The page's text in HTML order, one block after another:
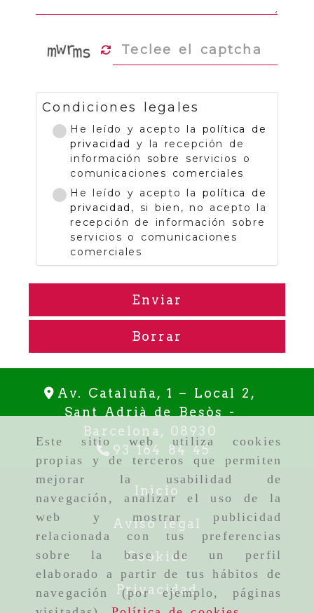
Este sitio web utiliza cookies
propias y de terceros que permiten
mejorar la usabilidad de
navegación, analizar el uso de la
web y mostrar publicidad
relacionada con tus preferencias
sobre la base de un perfil
elaborado a partir de tus hábitos de
navegación (por ejemplo, páginas
Condiciones legales
He leído y acepto la política de
privacidad
y la recepción de
información sobre servicios o
comunicaciones comerciales
He leído y acepto la política de
privacidad , si bien, no acepto la
recepción de información sobre
servicios o comunicaciones
comerciales
Enviar
Borrar
Av. Cataluña, 1 – Local 2,
Sant Adrià de Besòs -
Barcelona, 08930
93 164 84 45
Inicio
Aviso legal
Cookies
Privacidad